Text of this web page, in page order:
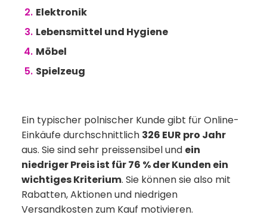
Elektronik
Lebensmittel und Hygiene
Möbel
Spielzeug
Ein typischer polnischer Kunde gibt für Online-
Einkäufe durchschnittlich 326 EUR pro Jahr
aus. Sie sind sehr preissensibel und ein
niedriger Preis ist für 76 % der Kunden ein
wichtiges Kriterium. Sie können sie also mit
Rabatten, Aktionen und niedrigen
Versandkosten zum Kauf motivieren.